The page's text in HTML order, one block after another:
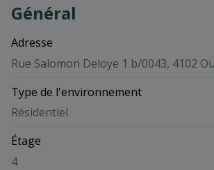
Général
Adresse
Rue Salomon Deloye 1 b/0043, 4102
Type de l'environnement
Résidentiel
Étage
4